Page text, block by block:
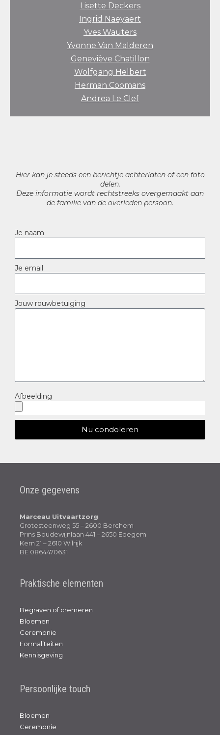
Lisette Deckers
Ingrid Naeyaert
Yves Wauters
Yvonne Van Malderen
Geneviève Chatillon
Wolfgang Helbert
Herman Coomans
Andrea Le Clef
Hier kan je steeds een berichtje achterlaten of een foto
delen.
Deze informatie wordt rechtstreeks overgemaakt aan
de familie van de overleden persoon.
Je naam
Je email
Jouw rouwbetuiging
Afbeelding
Nu condoleren
Onze gegevens
Marceau Uitvaartzorg
Grotesteenweg 55 – 2600 Berchem
Prins Boudewijnlaan 441 – 2650 Edegem
Kern 21 – 2610 Wilrijk
BE 0864470631
Praktische elementen
Begraven of cremeren
Bloemen
Ceremonie
Formaliteiten
Kennisgeving
Persoonlijke touch
Bloemen
Ceremonie